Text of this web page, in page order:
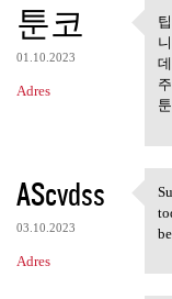
툰코
01.10.2023
Adres
팁
AScvdss
03.10.2023
Adres